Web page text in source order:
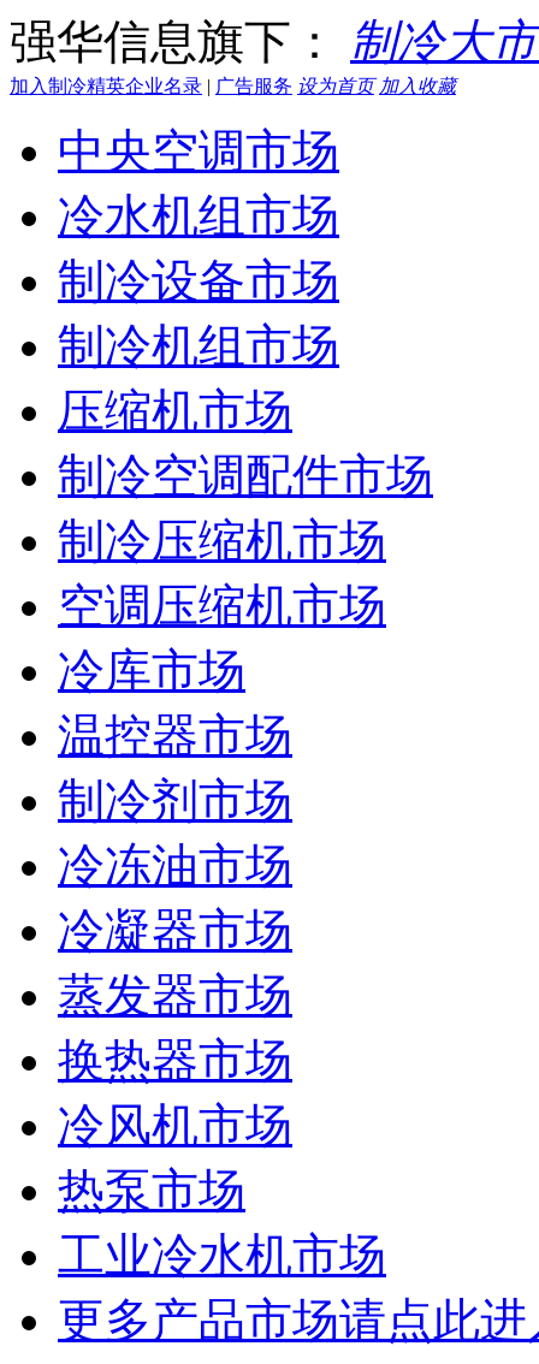
强华信息旗下： 制冷大
加入制冷精英企业名录 | 广告服务 设为首页 加入收藏
中央空调市场
冷水机组市场
制冷设备市场
制冷机组市场
压缩机市场
制冷空调配件市场
制冷压缩机市场
空调压缩机市场
冷库市场
温控器市场
制冷剂市场
冷冻油市场
冷凝器市场
蒸发器市场
换热器市场
冷风机市场
热泵市场
工业冷水机市场
更多产品市场请点此进